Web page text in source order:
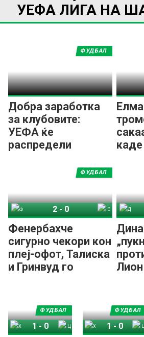
УЕФА ЛИГА НА
Добра заработка
за клубовите:
УЕФА ќе
распредели
ФУДБАЛ
каде
Фенербахче
сигурно чекори кон
плеј-офот, Талиска
и Гринвуд го
ФУДБАЛ
2-0
ФУДБАЛ
1 - 0
ФУДБАЛ
1 - 0